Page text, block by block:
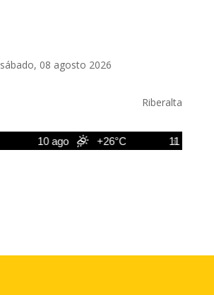
sábado, 08 agosto 2026
Riberalta
10 ago +26°C 11 ago